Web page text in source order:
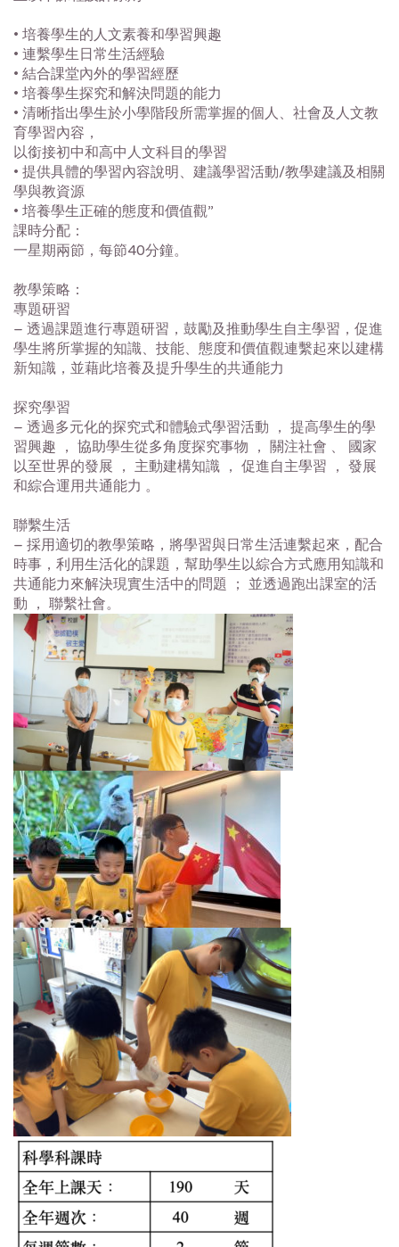
• 培養學生的人文素養和學習興趣
• 連繫學生日常生活經驗
• 結合課堂內外的學習經歷
• 培養學生探究和解決問題的能力
• 清晰指出學生於小學階段所需掌握的個人、社會及人文教
育學習內容，
以銜接初中和高中人文科目的學習
• 提供具體的學習內容說明、建議學習活動/教學建議及相關
學與教資源
• 培養學生正確的態度和價值觀”
課時分配：
一星期兩節，每節40分鐘。
教學策略：
專題研習
– 透過課題進行專題研習，鼓勵及推動學生自主學習，促進
學生將所掌握的知識、技能、態度和價值觀連繫起來以建構
新知識，並藉此培養及提升學生的共通能力
探究學習
– 透過多元化的探究式和體驗式學習活動 ， 提高學生的學
習興趣 ， 協助學生從多角度探究事物 ， 關注社會 、 國家
以至世界的發展 ， 主動建構知識 ， 促進自主學習 ， 發展
和綜合運用共通能力 。
聯繫生活
– 採用適切的教學策略，將學習與日常生活連繫起來，配合
時事，利用生活化的課題，幫助學生以綜合方式應用知識和
共通能力來解決現實生活中的問題 ； 並透過跑出課室的活
動 ， 聯繫社會。